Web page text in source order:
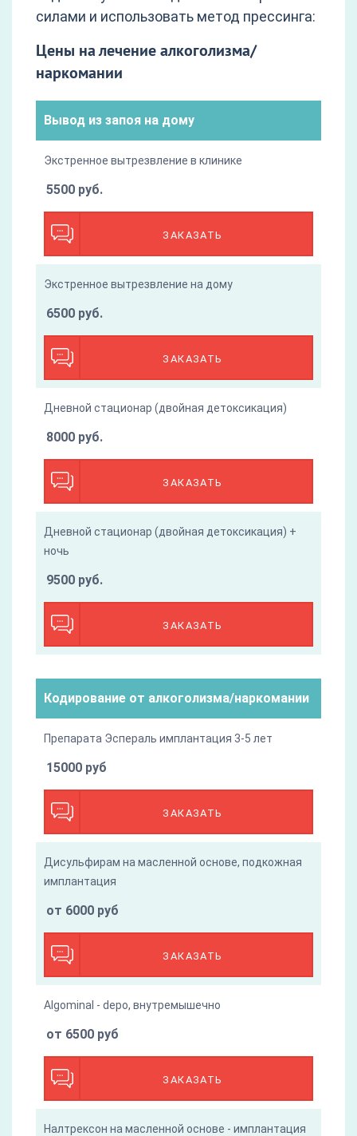
силами и использовать метод прессинга:
Цены на лечение алкоголизма/
наркомании
Вывод из запоя на дому
Экстренное вытрезвление в клинике
ЗАКАЗАТЬ
5500 руб.
Экстренное вытрезвление на дому
ЗАКАЗАТЬ
6500 руб.
Дневной стационар (двойная детоксикация)
ЗАКАЗАТЬ
8000 руб.
Дневной стационар (двойная детоксикация) +
ночь
ЗАКАЗАТЬ
9500 руб.
Кодирование от алкоголизма/наркомании
Препарата Эспераль имплантация 3-5 лет
ЗАКАЗАТЬ
15000 руб
Дисульфирам на масленной основе, подкожная
имплантация
ЗАКАЗАТЬ
от 6000 руб
Algominal - depo, внутремышечно
ЗАКАЗАТЬ
от 6500 руб
Налтрексон на масленной основе - имплантация